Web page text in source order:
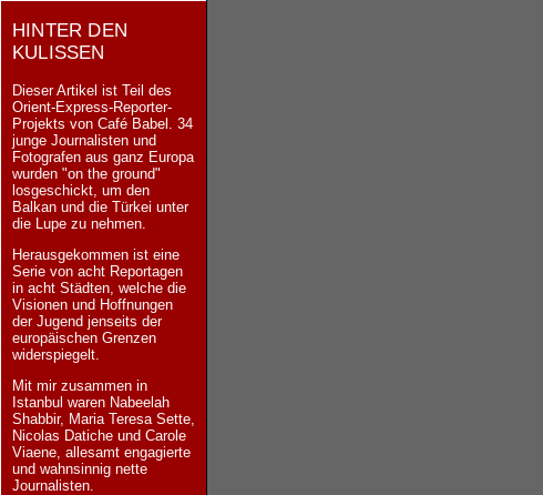
HINTER DEN
KULISSEN
Dieser Artikel ist Teil des
Orient-Express-Reporter-
Projekts von Café Babel. 34
junge Journalisten und
Fotografen aus ganz Europa
wurden "on the ground"
losgeschickt, um den
Balkan und die Türkei unter
die Lupe zu nehmen.
Herausgekommen ist eine
Serie von acht Reportagen
in acht Städten, welche die
Visionen und Hoffnungen
der Jugend jenseits der
europäischen Grenzen
widerspiegelt.
Mit mir zusammen in
Istanbul waren Nabeelah
Shabbir, Maria Teresa Sette,
Nicolas Datiche und Carole
Viaene, allesamt engagierte
und wahnsinnig nette
Journalisten.